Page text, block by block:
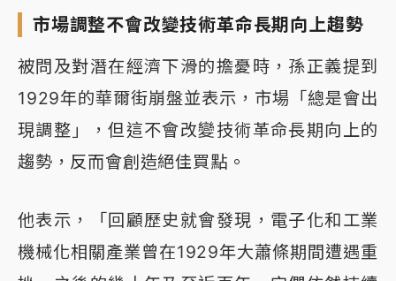
市場調整不會改變技術革命長期向上趨勢
被問及對潛在經濟下滑的擔憂時，孫正義提到
1929年的華爾街崩盤並表示，市場「總是會出
現調整」，但這不會改變技術革命長期向上的
趨勢，反而會創造絕佳買點。
他表示，「回顧歷史就會發現，電子化和工業
機械化相關產業曾在1929年大蕭條期間遭遇重